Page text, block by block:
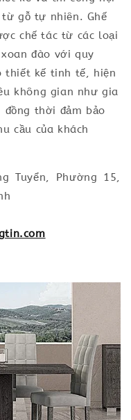
gỗ tự nhiên. Ghế
chế tác từ các loại
đào với quy
thiết kế tinh tế, hiện
không gian như gia
thời đảm bảo
cầu của khách
Tuyển, Phường 15,